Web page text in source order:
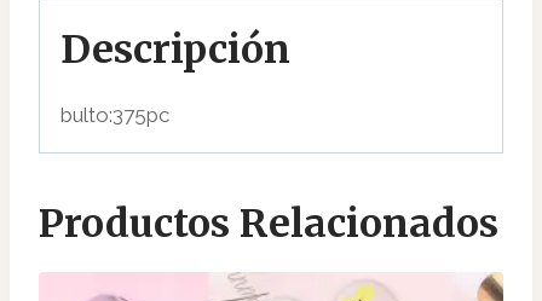
Descripción
bulto:375pc
Productos Relacionados